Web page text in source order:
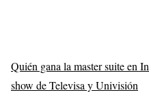
Quién gana la master suite en
show de Televisa y Univisión